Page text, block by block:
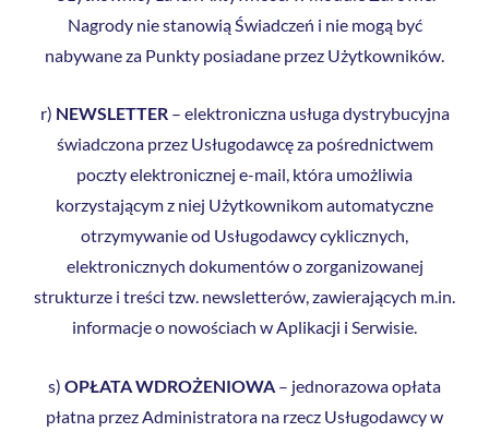
Nagrody nie stanowią Świadczeń i nie mogą być
nabywane za Punkty posiadane przez Użytkowników.
r) NEWSLETTER– elektroniczna usługa dystrybucyjna
świadczona przez Usługodawcę za pośrednictwem
poczty elektronicznej e-mail, która umożliwia
korzystającym z niej Użytkownikom automatyczne
otrzymywanie od Usługodawcy cyklicznych,
elektronicznych dokumentów o zorganizowanej
strukturze i treści tzw. newsletterów, zawierających m.in.
informacje o nowościach w Aplikacji i Serwisie.
s) OPŁATA WDROŻENIOWA – jednorazowa opłata
płatna przez Administratora na rzecz Usługodawcy w